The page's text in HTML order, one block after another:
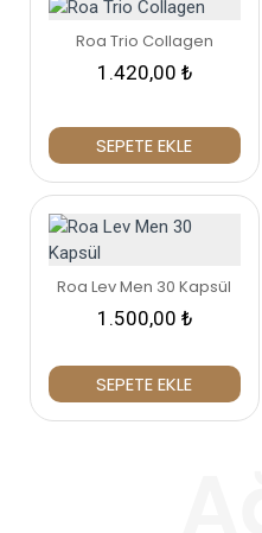
Roa Trio Collagen
1.420,00 ₺
SEPETE EKLE
Roa Lev Men 30 Kapsül
1.500,00 ₺
SEPETE EKLE